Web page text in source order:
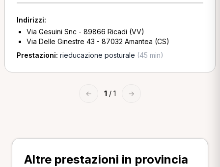
Indirizzi:
Via Gesuini Snc - 89866 Ricadi (VV)
Via Delle Ginestre 43 - 87032 Amantea (CS)
Prestazioni: rieducazione posturale (45 min)
← 1 / 1 →
Altre prestazioni in provincia